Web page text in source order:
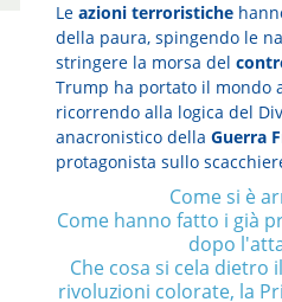
Le azioni terroristiche
della paura, spingendo le
stringere la morsa del
Trump ha portato il mondo
ricorrendo alla logica del
anacronistico della Guerra
protagonista sullo
Come si è
Come hanno fatto i già
dopo
Che cosa si cela dietro
rivoluzioni colorate, la